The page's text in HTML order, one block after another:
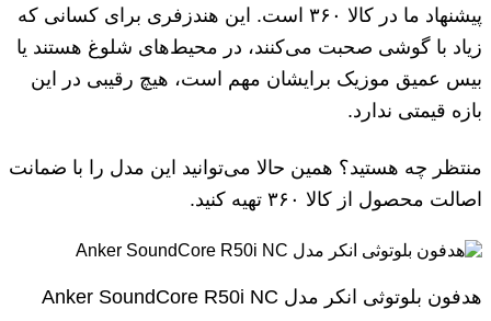
پیشنهاد ما در کالا ۳۶۰ است. این هندزفری برای کسانی که
زیاد با گوشی صحبت می‌کنند، در محیط‌های شلوغ هستند یا
بیس عمیق موزیک برایشان مهم است، هیچ رقیبی در این
بازه قیمتی ندارد.
منتظر چه هستید؟ همین حالا می‌توانید این مدل را با ضمانت
اصالت محصول از کالا ۳۶۰ تهیه کنید.
هدفون بلوتوثی انکر مدل Anker SoundCore R50i NC